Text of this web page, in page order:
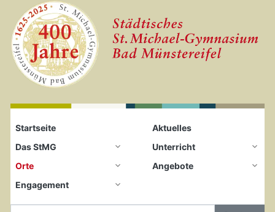
Zum Seiteninhalt springen
Startseite
Startseite
Aktuelles
Das StMG
Unterricht
Orte
Angebote
Engagement